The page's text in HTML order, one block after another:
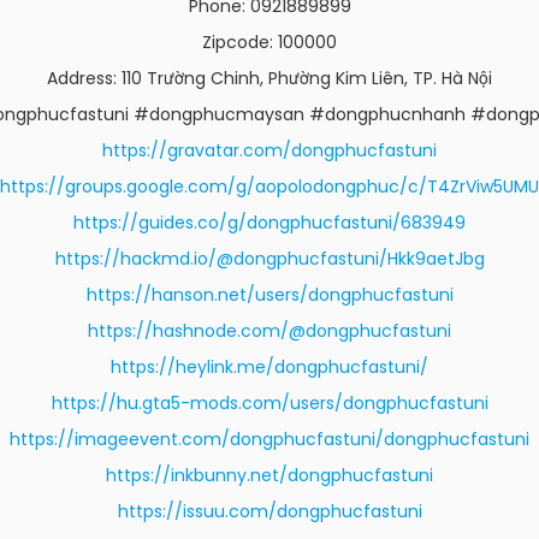
Phone: 0921889899
Zipcode: 100000
Address: 110 Trường Chinh, Phường Kim Liên, TP. Hà Nội
#dongphucmaysan #dongphucnhanh
https://gravatar.com/dongphucfastuni
https://groups.google.com/g/aopolodongphuc/c/T4ZrViw5UMU
https://guides.co/g/dongphucfastuni/683949
https://hackmd.io/@dongphucfastuni/Hkk9aetJbg
https://hanson.net/users/dongphucfastuni
https://hashnode.com/@dongphucfastuni
https://heylink.me/dongphucfastuni/
https://hu.gta5-mods.com/users/dongphucfastuni
https://imageevent.com/dongphucfastuni/dongphucfastuni
https://inkbunny.net/dongphucfastuni
https://issuu.com/dongphucfastuni